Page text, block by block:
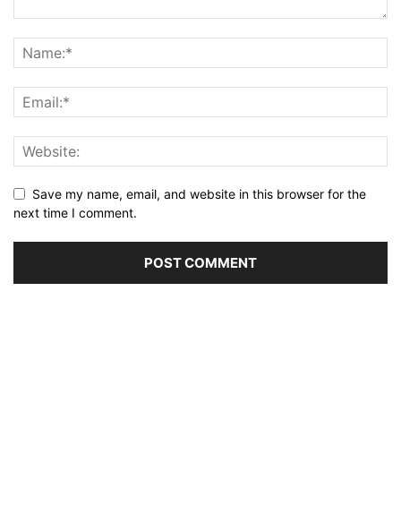
Save my name, email, and website in this browser for the
next time I comment.